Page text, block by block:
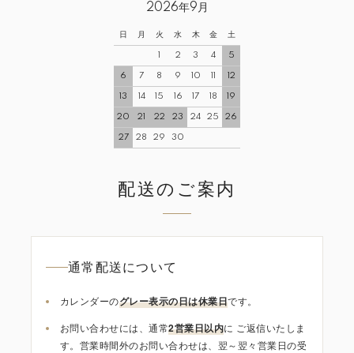
2026年9月
日 月 火 水 木 金 土
1 2 3 4 5
6 7 8 9 10 11 12
13 14 15 16 17 18 19
20 21 22 23 24 25 26
27 28 29 30
配送のご案内
通常配送について
カレンダーのグレー表示の日は休業日です。
お問い合わせには、通常2営業日以内に ご返信いたしま
す。営業時間外のお問い合わせは、翌～翌々営業日の受